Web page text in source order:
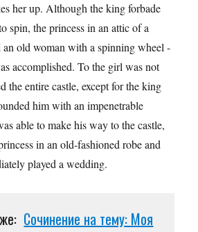
her up. Although the king forbade
spin, the princess in an attic of a
an old woman with a spinning wheel -
accomplished. To the girl was not
the entire castle, except for the king
him with an impenetrable
able to make his way to the castle,
in an old-fashioned robe and
played a wedding.
Сочинение на тему: Моя